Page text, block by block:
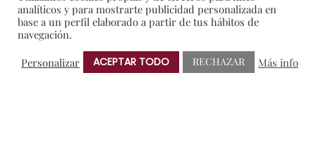
VERDEJO
analíticos y para mostrarte publicidad personalizada en
base a un perfil elaborado a partir de tus hábitos de
navegación.
Personalizar
ACEPTAR TODO RECHAZAR Más info